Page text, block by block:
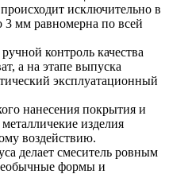
исключительно в
3 мм равномерна по всей
контроль качества
а на этапе выпуска
эксплуатационный
нанесения покрытия и
изделия
воздействию.
делает смеситель ровным
формы и